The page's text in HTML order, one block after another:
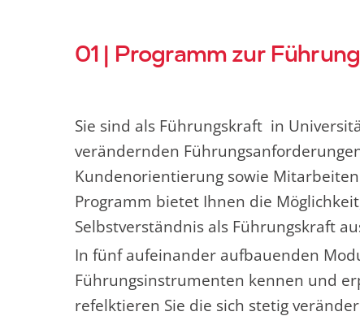
01 | Programm zur
Sie sind als Führungskraft in
verändernden
Kundenorientierung sowie
Programm bietet Ihnen die
Selbstverständnis als Führungskraft
In fünf aufeinander aufbauenden
Führungsinstrumenten kennen und
refelktieren Sie die sich stetig